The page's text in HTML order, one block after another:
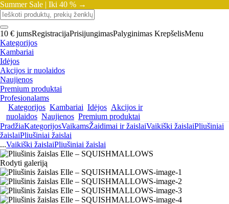
Summer Sale | Iki 40 % →
10 € jumsRegistracijaPrisijungimasPalyginimas KrepšelisMenu
Kategorijos
Kambariai
Idėjos
Akcijos ir nuolaidos
Naujienos
Premium produktai
Profesionalams
Kategorijos Kambariai Idėjos Akcijos ir
nuolaidos Naujienos Premium produktai
PradžiaKategorijosVaikamsŽaidimai ir žaislaiVaikiški žaislaiPliušiniai
žaislaiPliušiniai žaislai
...Vaikiški žaislaiPliušiniai žaislai
Rodyti galeriją